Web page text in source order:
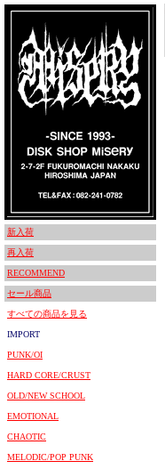
新入荷
再入荷
RECOMMEND
セール商品
すべての商品を見る
IMPORT
PUNK/OI
HARD CORE/CRUST
OLD/NEW SCHOOL
EMOTIONAL
CHAOTIC
MELODIC/POP PUNK